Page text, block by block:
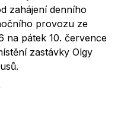
zahájení denního
provozu ze
na pátek 10. července
zastávky Olgy